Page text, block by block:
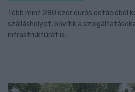
Több mint 280 ezer eurós dotációból
szálláshelyet, bővítik a
infrastruktúrát is.